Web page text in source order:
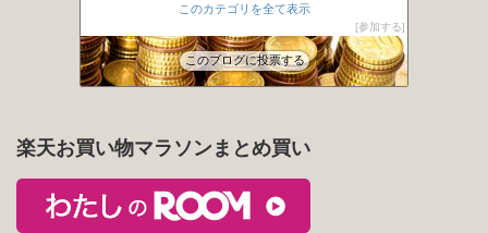
ますい画伯とインデックス投資？
87位 カンガルーブログ 今より豊かな生活を手に入れる
このカテゴリを全て表示
参加する
このブログに投票する
楽天お買い物マラソンまとめ買い